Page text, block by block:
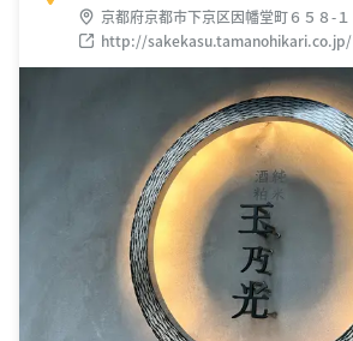
京都府京都市下京区因幡堂町６５８-１
http://sakekasu.tamanohikari.co.jp/